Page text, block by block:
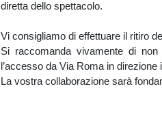
diretta dello spettacolo.
Vi consigliamo di effettuare il ritiro
Si raccomanda vivamente di
l’accesso da Via Roma in
La vostra collaborazione sarà